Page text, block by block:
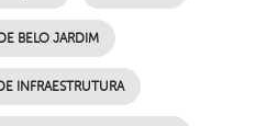
BELO JARDIM
INFRAESTRUTURA